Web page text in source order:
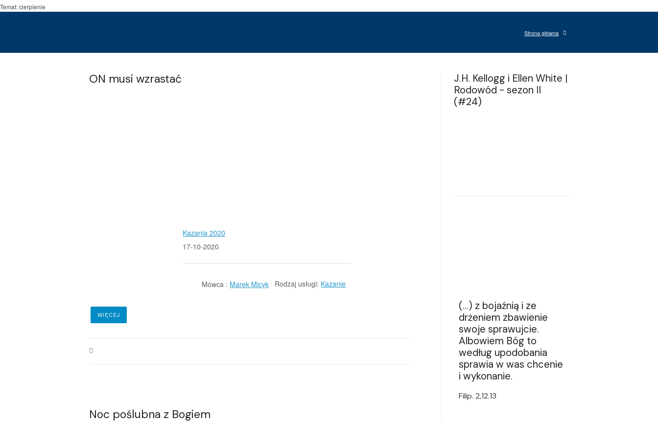
Temat: cierpienie
Strona główna
ON musi wzrastać
Kazania 2020
17-10-2020
Mówca : Marek Micyk Rodzaj usługi: Kazanie
WIĘCEJ
Noc poślubna z Bogiem
J.H. Kellogg i Ellen White |
Rodowód - sezon II
(#24)
(...) z bojaźnią i ze
drżeniem zbawienie
swoje sprawujcie.
Albowiem Bóg to
według upodobania
sprawia w was chcenie
i wykonanie.
Filip. 2,12.13